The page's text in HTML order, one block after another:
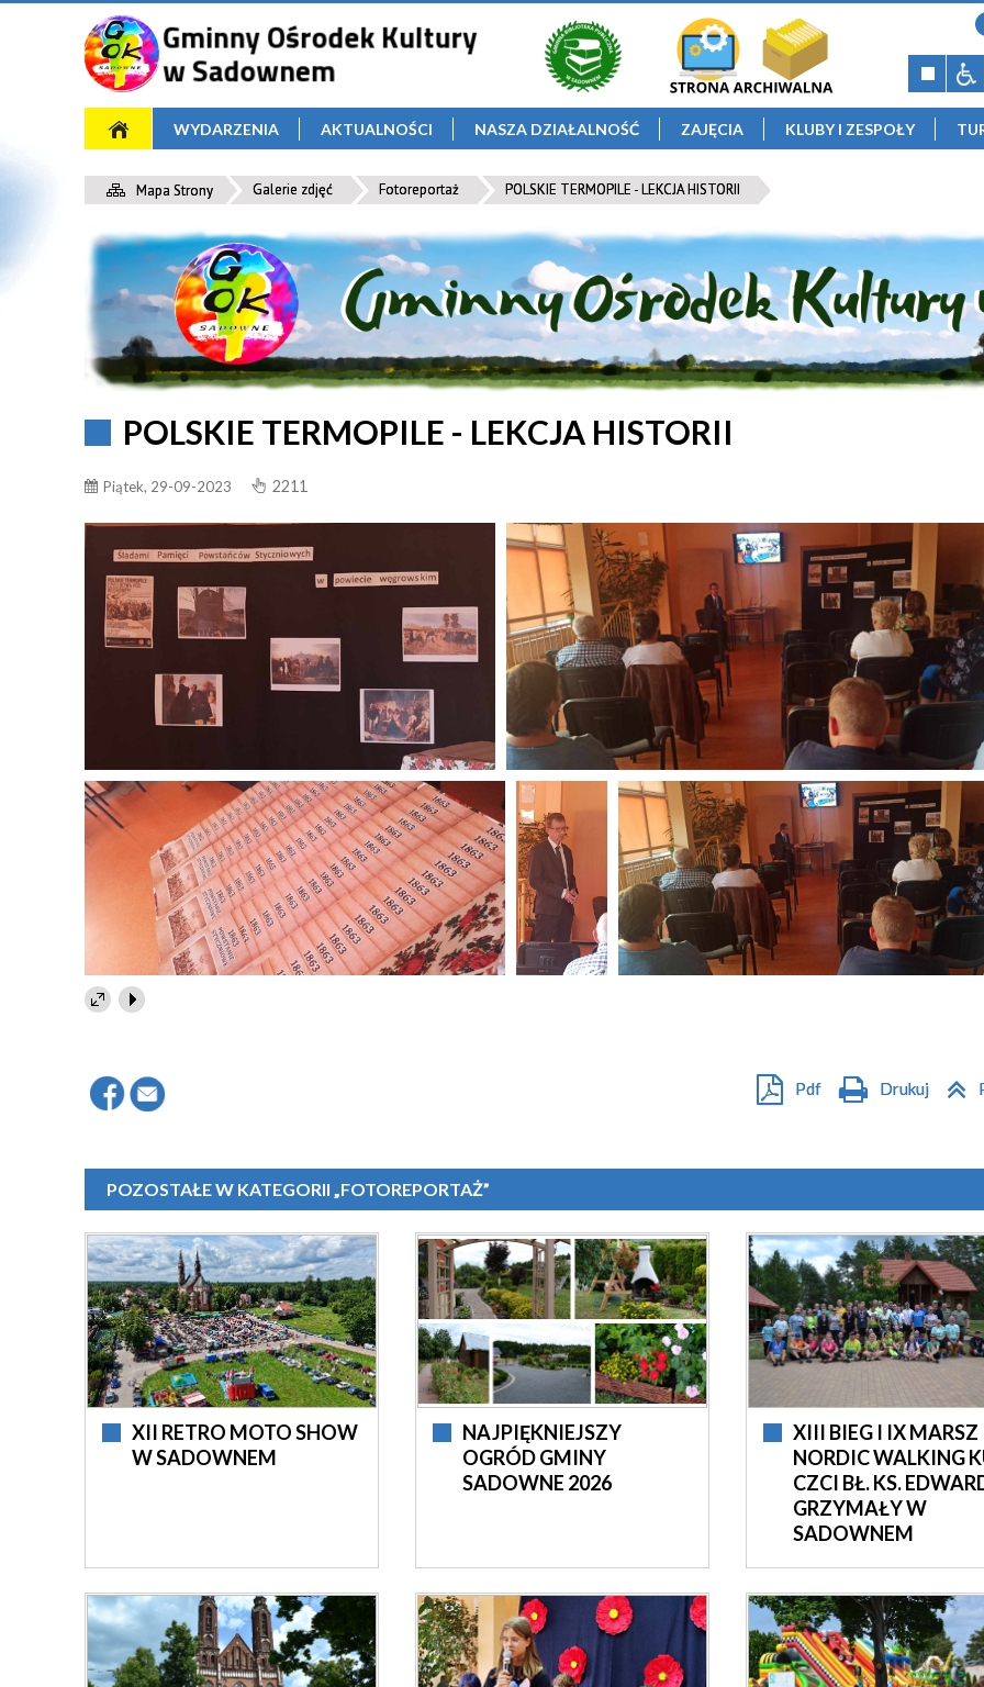
WYDARZENIA AKTUALNOŚCI NASZA DZIAŁALNOŚĆ ZAJĘCIA KLUBY I ZESPOŁY
Mapa Strony Galerie zdjęć Fotoreportaż POLSKIE TERMOPILE - LEKCJA HISTORII
POLSKIE TERMOPILE - LEKCJA HISTORII
Piątek, 29-09-2023 2211
Pdf Drukuj
POZOSTAŁE W KATEGORII „FOTOREPORTAŻ”
XII RETRO MOTO SHOW
W SADOWNEM
NAJPIĘKNIEJSZY
OGRÓD GMINY
SADOWNE 2026
XIII BIEG I IX MARSZ
NORDIC WALKING
CZCI BŁ. KS.
GRZYMAŁY W
SADOWNEM